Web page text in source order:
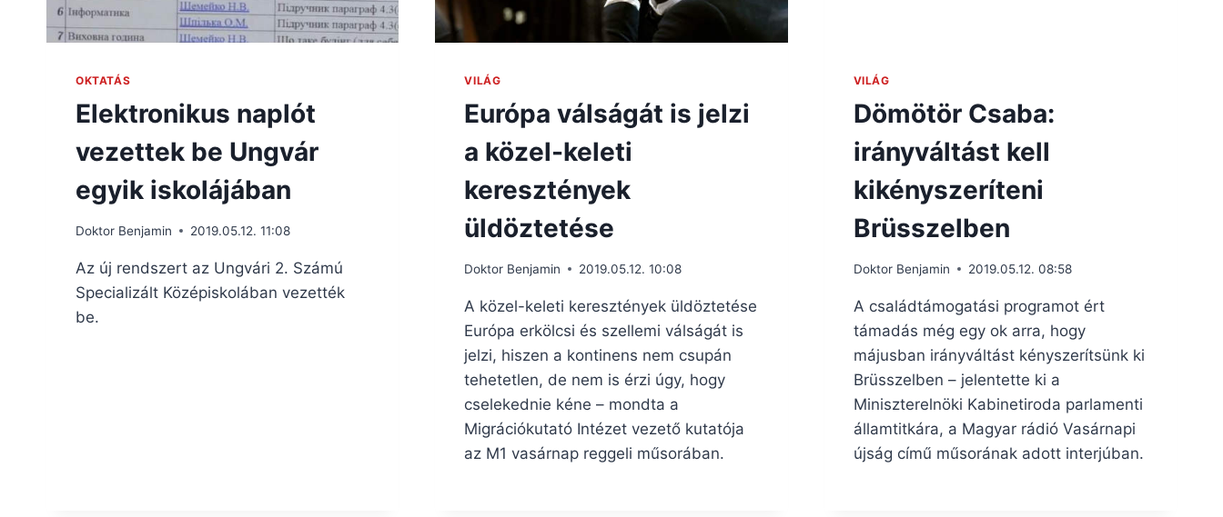
OKTATÁS
Elektronikus naplót
vezettek be Ungvár
egyik iskolájában
Doktor Benjamin 2019.05.12. 11:08
Az új rendszert az Ungvári 2. Számú
Specializált Középiskolában vezették
be.
VILÁG
Európa válságát is jelzi
a közel-keleti
keresztények
üldöztetése
Doktor Benjamin 2019.05.12. 10:08
A közel-keleti keresztények üldöztetése
Európa erkölcsi és szellemi válságát is
jelzi, hiszen a kontinens nem csupán
tehetetlen, de nem is érzi úgy, hogy
cselekednie kéne – mondta a
Migrációkutató Intézet vezető kutatója
az M1 vasárnap reggeli műsorában.
VILÁG
Dömötör Csaba:
irányváltást kell
kikényszeríteni
Brüsszelben
Doktor Benjamin 2019.05.12. 08:58
A családtámogatási programot ért
támadás még egy ok arra, hogy
májusban irányváltást kényszerítsünk ki
Brüsszelben – jelentette ki a
Miniszterelnöki Kabinetiroda parlamenti
államtitkára, a Magyar rádió Vasárnapi
újság című műsorának adott interjúban.